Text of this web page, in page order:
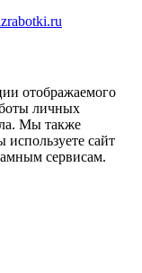
отображаемого
личных
Мы также
сайт
сервисам.